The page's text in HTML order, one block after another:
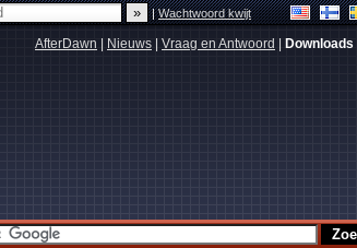
|Wachtwoord kwijt
AfterDawn Nieuws Vraag en Antwoord Downloads